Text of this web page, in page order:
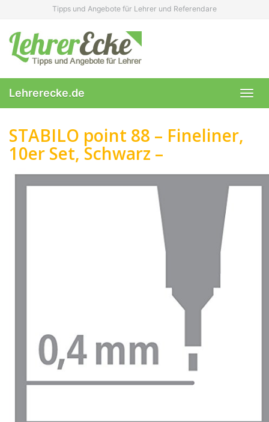
content
Tipps und Angebote für Lehrer und Referendare
Lehrerecke.de
STABILO point 88 – Fineliner,
10er Set, Schwarz –